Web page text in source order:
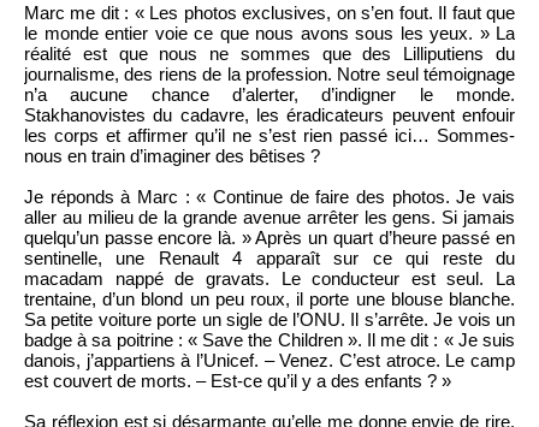
Marc me dit : « Les photos exclusives, on s’en fout. Il faut que
le monde entier voie ce que nous avons sous les yeux. » La
réalité est que nous ne sommes que des Lilliputiens du
journalisme, des riens de la profession. Notre seul témoignage
n’a aucune chance d’alerter, d’indigner le monde.
Stakhanovistes du cadavre, les éradicateurs peuvent enfouir
les corps et affirmer qu’il ne s’est rien passé ici… Sommes-
nous en train d’imaginer des bêtises ?
Je réponds à Marc : « Continue de faire des photos. Je vais
aller au milieu de la grande avenue arrêter les gens. Si jamais
quelqu’un passe encore là. » Après un quart d’heure passé en
sentinelle, une Renault 4 apparaît sur ce qui reste du
macadam nappé de gravats. Le conducteur est seul. La
trentaine, d’un blond un peu roux, il porte une blouse blanche.
Sa petite voiture porte un sigle de l’ONU. Il s’arrête. Je vois un
badge à sa poitrine : « Save the Children ». Il me dit : « Je suis
danois, j’appartiens à l’Unicef. – Venez. C’est atroce. Le camp
est couvert de morts. – Est-ce qu’il y a des enfants ? »
Sa réflexion est si désarmante qu’elle me donne envie de rire.